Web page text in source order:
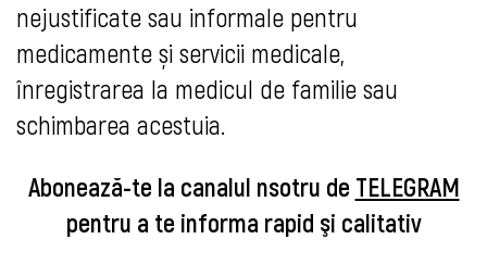
nejustificate sau informale pentru
medicamente și servicii medicale,
înregistrarea la medicul de familie sau
schimbarea acestuia.
Abonează-te la canalul nsotru de TELEGRAM
pentru a te informa rapid şi calitativ